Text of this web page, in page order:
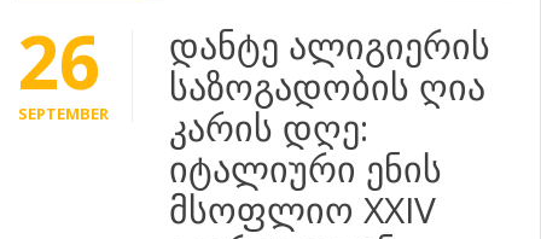
26
SEPTEMBER
დანტე ალიგიერის
საზოგადობის ღია
კარის დღე:
იტალიური ენის
მსოფლიო XXIV